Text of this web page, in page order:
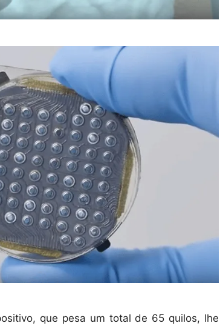
que pesa um total de 65 quilos, lhe